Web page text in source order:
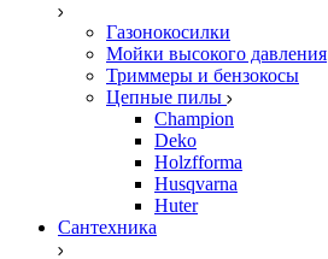
Газонокосилки
Мойки высокого давления
Триммеры и бензокосы
Цепные пилы
Champion
Deko
Holzfforma
Husqvarna
Huter
Сантехника